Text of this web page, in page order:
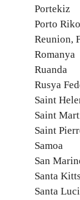
Portekiz
Porto
Reunion,
Romanya
Ruanda
Rusya
Saint
Saint
Saint
Samoa
San
Santa
Santa